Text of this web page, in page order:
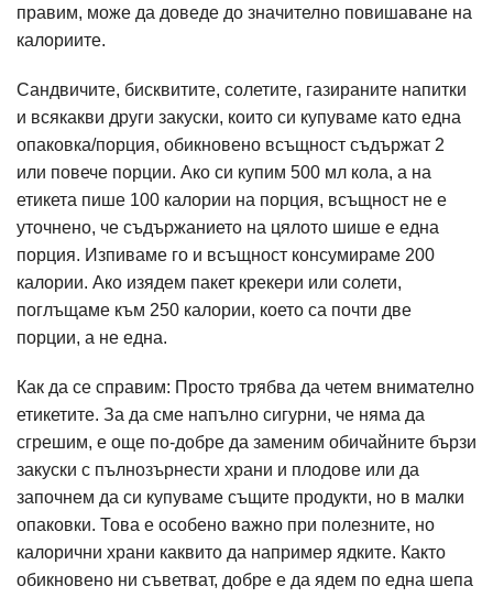
правим, може да доведе до значително повишаване на
калориите.
Сандвичите, бисквитите, солетите, газираните напитки
и всякакви други закуски, които си купуваме като една
опаковка/порция, обикновено всъщност съдържат 2
или повече порции. Ако си купим 500 мл кола, а на
етикета пише 100 калории на порция, всъщност не е
уточнено, че съдържанието на цялото шише е една
порция. Изпиваме го и всъщност консумираме 200
калории. Ако изядем пакет крекери или солети,
поглъщаме към 250 калории, което са почти две
порции, а не една.
Как да се справим: Просто трябва да четем внимателно
етикетите. За да сме напълно сигурни, че няма да
сгрешим, е още по-добре да заменим обичайните бързи
закуски с пълнозърнести храни и плодове или да
започнем да си купуваме същите продукти, но в малки
опаковки. Това е особено важно при полезните, но
калорични храни каквито да например ядките. Както
обикновено ни съветват, добре е да ядем по една шепа